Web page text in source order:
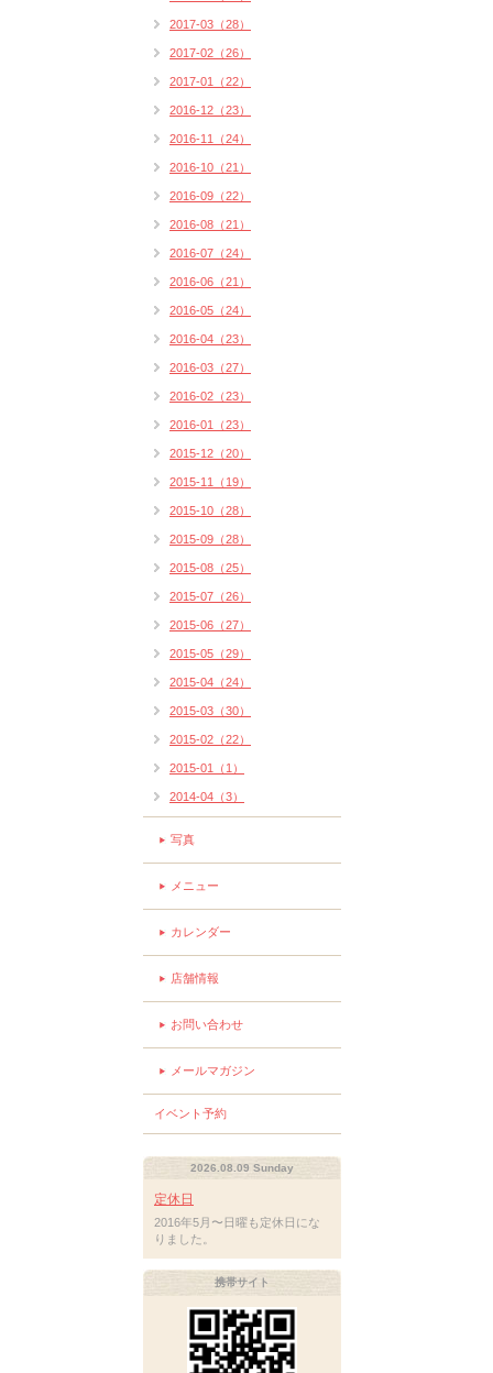
2017-03（28）
2017-02（26）
2017-01（22）
2016-12（23）
2016-11（24）
2016-10（21）
2016-09（22）
2016-08（21）
2016-07（24）
2016-06（21）
2016-05（24）
2016-04（23）
2016-03（27）
2016-02（23）
2016-01（23）
2015-12（20）
2015-11（19）
2015-10（28）
2015-09（28）
2015-08（25）
2015-07（26）
2015-06（27）
2015-05（29）
2015-04（24）
2015-03（30）
2015-02（22）
2015-01（1）
2014-04（3）
写真
メニュー
カレンダー
店舗情報
お問い合わせ
メールマガジン
イベント予約
2026.08.09 Sunday
定休日
2016年5月〜日曜も定休日にな
りました。
携帯サイト